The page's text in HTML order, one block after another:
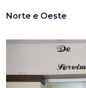
Norte e Oeste